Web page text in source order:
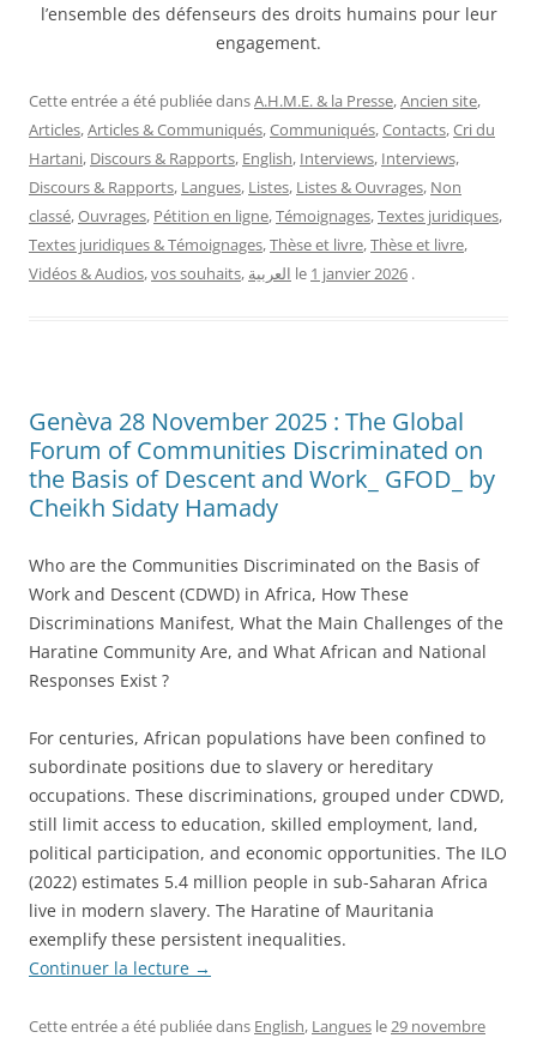
l’ensemble des défenseurs des droits humains pour leur
engagement.
Cette entrée a été publiée dansA.H.M.E. & la Presse,Ancien site,
Articles,Articles & Communiqués,Communiqués,Contacts,Cri du
Hartani, Discours & Rapports, English, Interviews, Interviews,
Discours & Rapports, Langues, Listes, Listes & Ouvrages, Non
classé,Ouvrages, Pétition en ligne,Témoignages,Textes juridiques,
Textes juridiques & Témoignages,Thèse et livre,Thèse et livre,
Vidéos & Audios,vos souhaits, العربية le 1 janvier 2026 .
Genèva 28 November 2025 : The Global
Forum of Communities Discriminated on
the Basis of Descent and Work_ GFOD_ by
Cheikh Sidaty Hamady
Who are the Communities Discriminated on the Basis of
Work and Descent (CDWD) in Africa, How These
Discriminations Manifest, What the Main Challenges of the
Haratine Community Are, and What African and National
Responses Exist ?
For centuries, African populations have been confined to
subordinate positions due to slavery or hereditary
occupations. These discriminations, grouped under CDWD,
still limit access to education, skilled employment, land,
political participation, and economic opportunities. The ILO
(2022) estimates 5.4 million people in sub-Saharan Africa
live in modern slavery. The Haratine of Mauritania
exemplify these persistent inequalities.
Continuer la lecture →
Cette entrée a été publiée dans English, Langues le29 novembre